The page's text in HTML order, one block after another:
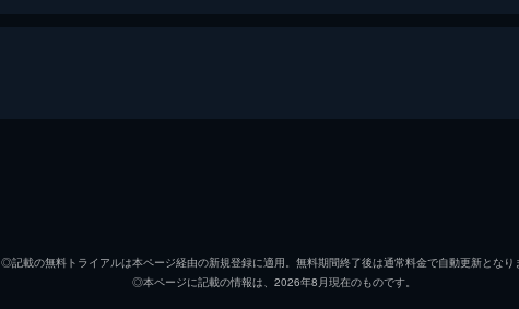
ジム・ニーマン
◎記載の無料トライアルは本ページ経由の新規登録に適用。無料期間終了後は通常料金で自動更新となり
◎本ページに記載の情報は、2026年8月現在のものです。